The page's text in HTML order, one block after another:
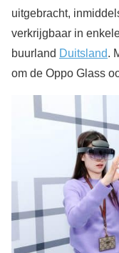
uitgebracht,
verkrijgbaar in
buurland Duitsland.
om de Oppo Glass